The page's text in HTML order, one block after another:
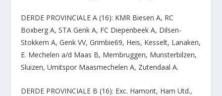
DERDE PROVINCIALE A (16): KMR Biesen A, RC
Boxberg A, STA Genk A, FC Diepenbeek A, Dilsen-
Stokkem A, Genk VV, Grimbie69, Heis, Kesselt, Lanaken,
E. Mechelen a/d Maas B, Membruggen, Munsterbilzen,
Sluizen, Umitspor Maasmechelen A, Zutendaal A.
DERDE PROVINCIALE B (16): Exc. Hamont, Ham Utd.,